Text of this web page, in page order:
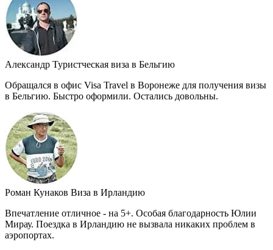
Александр Туристческая виза в Бельгию
Обращался в офис Visa Travel в Воронеже для получения визы
в Бельгию. Быстро оформили. Остались довольны.
Роман Кунаков Виза в Ирландию
Впечатление отличное - на 5+. Особая благодарность Юлии
Мирау. Поездка в Ирландию не вызвала никаких проблем в
аэропортах.